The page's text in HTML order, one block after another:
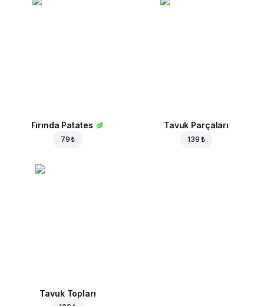
Fırında Patates
79 ₺
Tavuk Parçaları
139 ₺
Tavuk Topları